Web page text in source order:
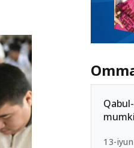
13-